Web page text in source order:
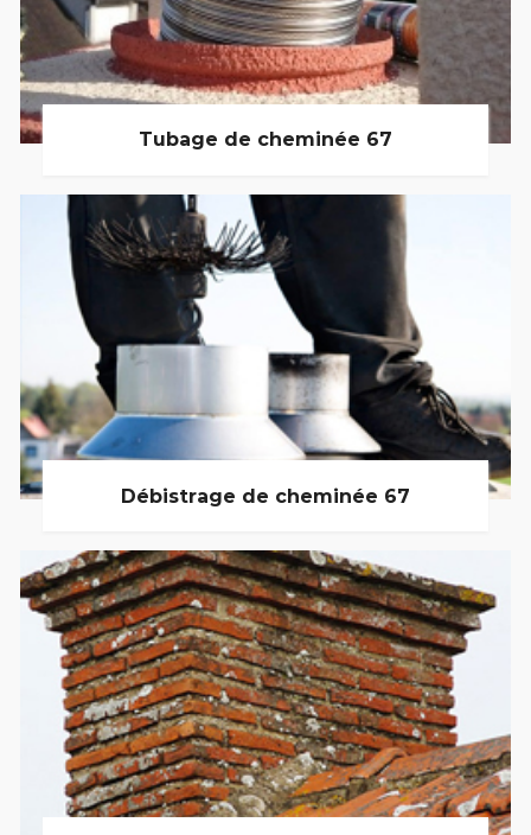
Tubage de cheminée 67
Débistrage de cheminée 67